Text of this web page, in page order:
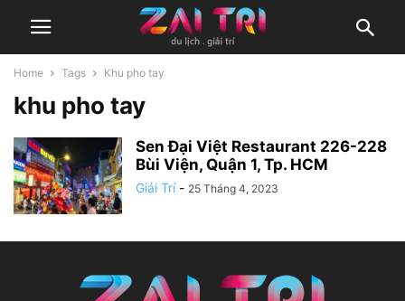
Home Tags Khu pho tay
khu pho tay
Sen Đại Việt Restaurant 226-228
Bùi Viện, Quận 1, Tp. HCM
Giải Trí - 25 Tháng 4, 2023